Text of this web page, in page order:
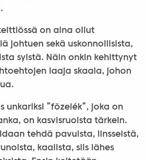
on aina ollut
johtuen sekä uskonnollisista,
syistä. Näin onkin kehittynyt
laaja skaala, johon
unkariksi ”fözelék”, joka on
on kasvisruoista tärkein.
tehdä pavuista, linsseistä,
kaalista, siis lähes